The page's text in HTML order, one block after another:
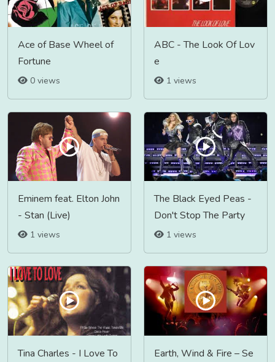
Ace of Base Wheel of
Fortune
0 views
ABC - The Look Of Lov
e
1 views
Eminem feat. Elton John
- Stan (Live)
1 views
The Black Eyed Peas -
Don't Stop The Party
1 views
Tina Charles - I Love To
Earth, Wind & Fire – Se